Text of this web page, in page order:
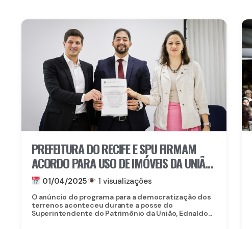
PREFEITURA DO RECIFE E SPU FIRMAM
ACORDO PARA USO DE IMÓVEIS DA UNIÃO
EM PROJETOS MUNICIPAIS
01/04/2025 1 visualizações
O anúncio do programa para a democratização dos
terrenos aconteceu durante a posse do
Superintendente do Patrimônio da União, Ednaldo...